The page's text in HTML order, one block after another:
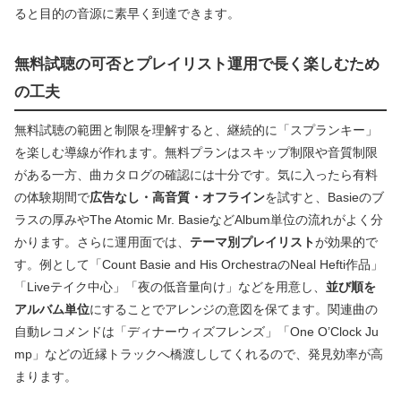
ると目的の音源に素早く到達できます。
無料試聴の可否とプレイリスト運用で長く楽しむため
の工夫
無料試聴の範囲と制限を理解すると、継続的に「スプランキー」
を楽しむ導線が作れます。無料プランはスキップ制限や音質制限
がある一方、曲カタログの確認には十分です。気に入ったら有料
の体験期間で広告なし・高音質・オフラインを試すと、Basieのブ
ラスの厚みやThe Atomic Mr. BasieなどAlbum単位の流れがよく分
かります。さらに運用面では、 テーマ別プレイリストが効果的で
す。例として「Count Basie and His OrchestraのNeal Hefti作品」
「Liveテイク中心」「夜の低音量向け」などを用意し、 並び順を
アルバム単位にすることでアレンジの意図を保てます。関連曲の
自動レコメンドは「ディナーウィズフレンズ」「One O’Clock Ju
mp」などの近縁トラックへ橋渡ししてくれるので、発見効率が高
まります。